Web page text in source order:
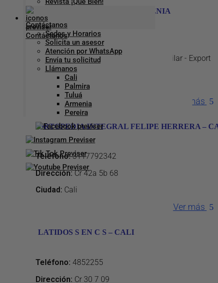
Contáctanos
Sedes y Horarios
Solicita un asesor
Atención por WhatsApp
Envía tu solicitud
Llámanos
Cali
Palmira
Tuluá
Armenia
Pereira
CLINICA GUADALUPE – ARMENIA
Teléfono: 7340880 - 3176403831
Dirección :Cl 13 Norte 8 34 Edificio El Pilar - Export
Health S.a.s
Ciudad: Armenia
Ver más
ORTOPEDIA INTEGRAL FELIPE HERRERA –
Teléfono:3117792342
Dirección:Cr 42a 5b 68
Ciudad: Cali
Ver más
LATIDOS S EN C S – CALI
Teléfono: 4852255
Dirección: Cr 30 7 09